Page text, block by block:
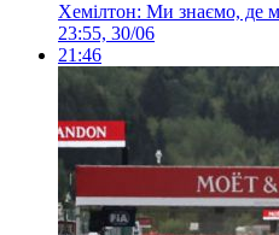
Хемілтон: Ми знаємо, де
23:55, 30/06
21:46